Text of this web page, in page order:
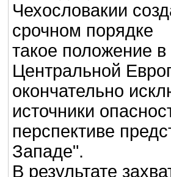
Чехословакии
срочном порядке
такое положение
Центральной
окончательно
источники
перспективе
Западе".
В результате